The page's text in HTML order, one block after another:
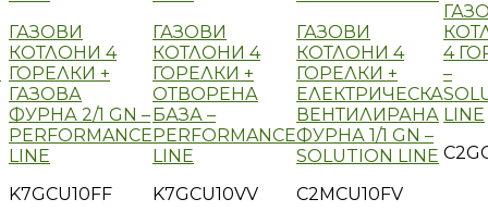
ГАЗОВИ
КОТЛОНИ 4
ГОРЕЛКИ +
ГАЗОВА
ФУРНА 2/1 GN –
PERFORMANCE
LINE
K7GCU10FF
ГАЗОВИ
КОТЛОНИ 4
ГОРЕЛКИ +
ОТВОРЕНА
БАЗА –
PERFORMANCE
LINE
K7GCU10VV
ГАЗОВИ
КОТЛОНИ 4
ГОРЕЛКИ +
ЕЛЕКТРИЧЕСКА
ВЕНТИЛИРАНА
ФУРНА 1/1 GN –
SOLUTION LINE
C2MCU10FV
4
–
LINE